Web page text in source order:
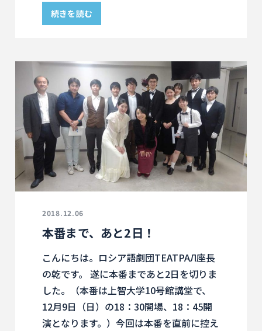
続きを読む
2018.12.06
本番まで、あと2日！
こんにちは。ロシア語劇団ТЕАТРАЛ座長
の乾です。 遂に本番まであと2日を切りま
した。（本番は上智大学10号館講堂で、
12月9日（日）の18：30開場、18：45開
演となります。）今回は本番を直前に控え